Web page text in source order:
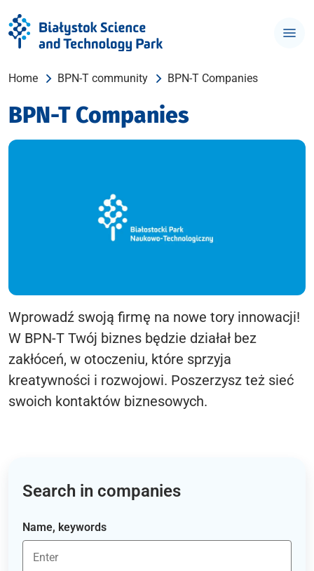
Home BPN-T community BPN-T Companies
BPN-T Companies
Wprowadź swoją firmę na nowe tory innowacji!
W BPN-T Twój biznes będzie działał bez
zakłóceń, w otoczeniu, które sprzyja
kreatywności i rozwojowi. Poszerzysz też sieć
swoich kontaktów biznesowych.
Search in companies
Name, keywords